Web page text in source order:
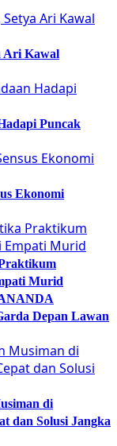
Ari Kawal
Puncak
Ekonomi
Murid
Depan Lawan
di
dan Solusi Jangka